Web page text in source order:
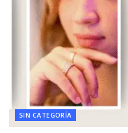
SIN CATEGORÍA